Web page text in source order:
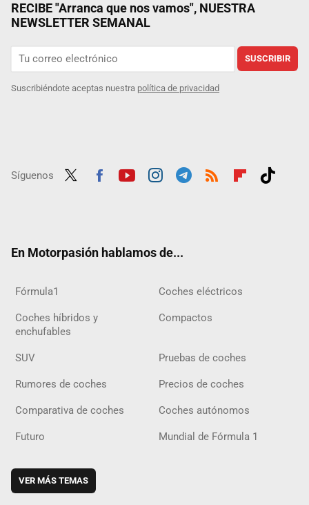
RECIBE "Arranca que nos vamos", NUESTRA
NEWSLETTER SEMANAL
SUSCRIBIR
Suscribiéndote aceptas nuestra política de privacidad
Síguenos
En Motorpasión hablamos de...
Fórmula1 Coches eléctricos
Coches híbridos y
enchufables
Compactos
SUV Pruebas de coches
Rumores de coches Precios de coches
Comparativa de coches Coches autónomos
Futuro Mundial de Fórmula 1
VER MÁS TEMAS